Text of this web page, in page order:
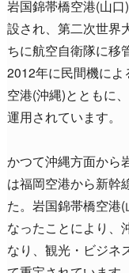
岩国錦帯橋空港(山
設され、第二次世界
ちに航空自衛隊に移
2012年に民間機に
空港(沖縄)とともに
運用されています。
かつて沖縄方面から
は福岡空港から新幹
た。岩国錦帯橋空港
なったことにより、
なり、観光・ビジネ